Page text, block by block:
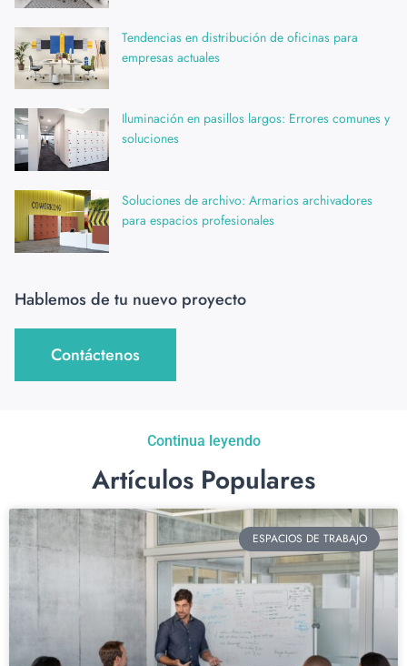
Tendencias en distribución de oficinas para
empresas actuales
Iluminación en pasillos largos: Errores comunes y
soluciones
Soluciones de archivo: Armarios archivadores
para espacios profesionales
Hablemos de tu nuevo proyecto
Contáctenos
Continua leyendo
Artículos Populares
ESPACIOS DE TRABAJO